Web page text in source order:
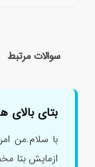
سوالات مرتبط
بتای
ازمایش بتا